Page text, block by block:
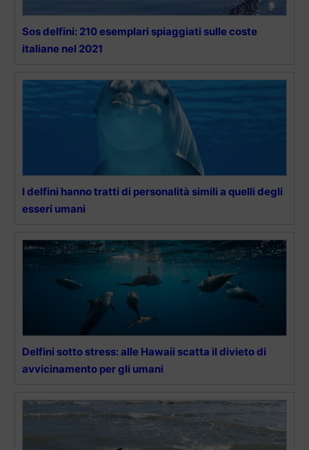
Sos delfini: 210 esemplari spiaggiati sulle coste
italiane nel 2021
I delfini hanno tratti di personalità simili a quelli degli
esseri umani
Delfini sotto stress: alle Hawaii scatta il divieto di
avvicinamento per gli umani